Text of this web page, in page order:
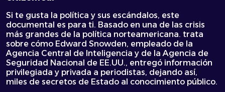
Si te gusta la política y sus escándalos, este
documental es para ti. Basado en una de las crisis
más grandes de la política norteamericana. trata
sobre cómo Edward Snowden, empleado de la
Agencia Central de Inteligencia y de la Agencia de
Seguridad Nacional de EE.UU., entregó información
privilegiada y privada a periodistas, dejando así,
miles de secretos de Estado al conocimiento público.